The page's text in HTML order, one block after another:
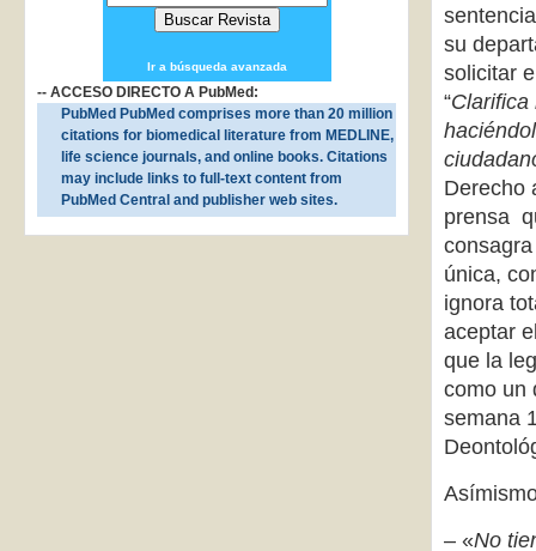
su
solicitar
“Clarifica
Derecho
prensa
única,
ignora
aceptar
que la
como un
semana
– «No
Ir a búsqueda avanzada
-- ACCESO DIRECTO A PubMed:
PubMed PubMed comprises more than 20 million
citations for biomedical literature from MEDLINE,
life science journals, and online books. Citations
may include links to full-text content from
PubMed Central and publisher web sites.